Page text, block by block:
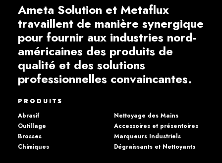
Ameta Solution et Metaflux
travaillent de manière synergique
pour fournir aux industries nord-
américaines des produits de
qualité et des solutions
professionnelles convaincantes.
PRODUITS
Abrasif
Outillage
Brosses
Chimiques
Nettoyage des Mains
Accessoires et présentoires
Marqueurs Industriels
Dégraissants et Nettoyants